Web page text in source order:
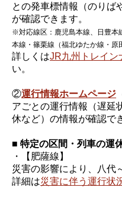
との発車標情報（のりば
が確認できます。
※対応線区：鹿児島本線、日豊本
本線・篠栗線（福北ゆたか線・原
詳しくはJR九州トレイン
い。
②運行情報ホームページ
アごとの運行情報（遅延
休など）の情報が確認で
■ 特定の区間・列車の運
・【肥薩線】
災害の影響により、八代
詳細は災害に伴う運行状